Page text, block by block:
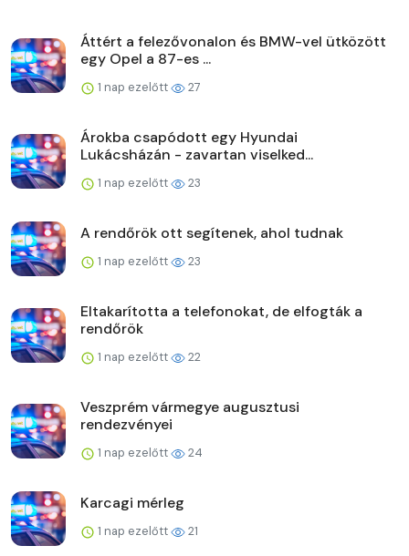
Áttért a felezővonalon és BMW-vel ütközött
egy Opel a 87-es ...
1 nap ezelőtt 27
Árokba csapódott egy Hyundai
Lukácsházán - zavartan viselked...
1 nap ezelőtt 23
A rendőrök ott segítenek, ahol tudnak
1 nap ezelőtt 23
Eltakarította a telefonokat, de elfogták a
rendőrök
1 nap ezelőtt 22
Veszprém vármegye augusztusi
rendezvényei
1 nap ezelőtt 24
Karcagi mérleg
1 nap ezelőtt 21